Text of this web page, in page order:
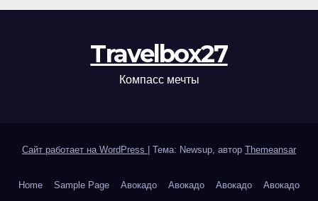
Travelbox27
Компасс мечты
Сайт работает на WordPress Тема: Newsup, автор Themeansar
Home Sample Page Авокадо Авокадо Авокадо Авокадо